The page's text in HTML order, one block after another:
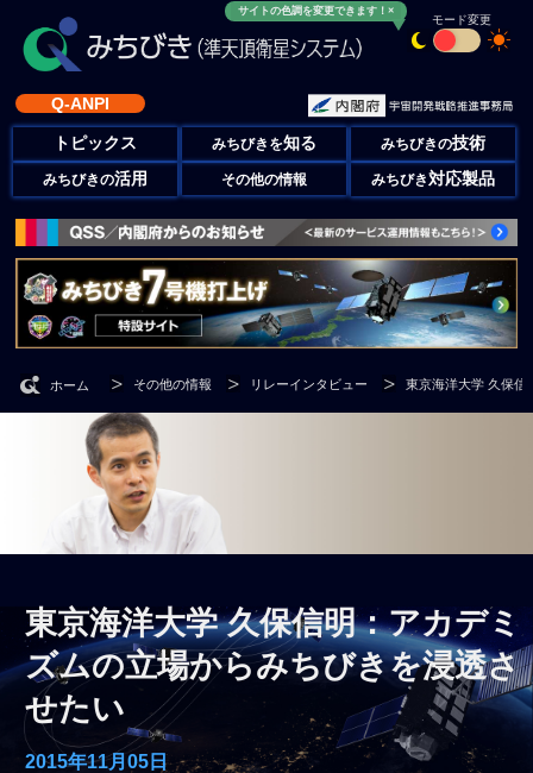
サイトの色調を変更できます！×
モード変更
Q-ANPI
トピックス みちびきを知る みちびきの技術
みちびきの活用 その他の情報 みちびき対応製品
ホーム その他の情報 リレーインタビュー 東京海洋大学 久保信
東京海洋大学 久保信明：アカデミ
ズムの立場からみちびきを浸透さ
せたい
2015年11月05日